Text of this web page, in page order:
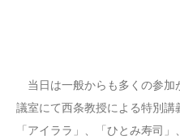
当日は一般からも多くの参加
議室にて西条教授による特別
「アイララ」、「ひとみ寿司